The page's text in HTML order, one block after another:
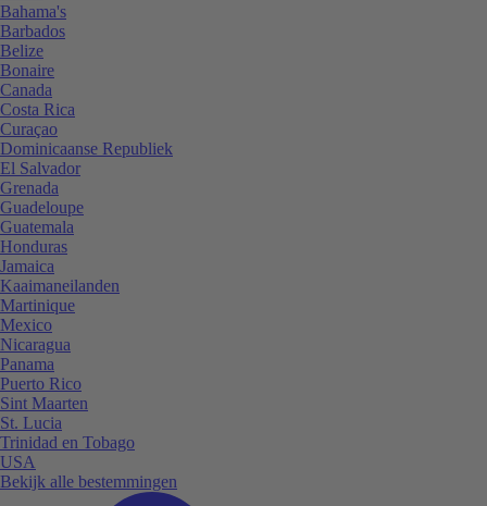
Bahama's
Barbados
Belize
Bonaire
Canada
Costa Rica
Curaçao
Dominicaanse Republiek
El Salvador
Grenada
Guadeloupe
Guatemala
Honduras
Jamaica
Kaaimaneilanden
Martinique
Mexico
Nicaragua
Panama
Puerto Rico
Sint Maarten
St. Lucia
Trinidad en Tobago
USA
Bekijk alle bestemmingen